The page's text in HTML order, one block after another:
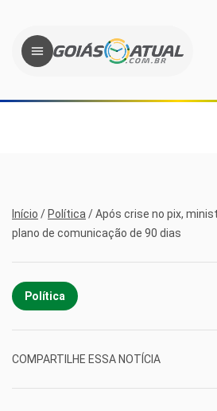
Início / Política /Após crise no pix,
plano de comunicação de 90 dias
Política
COMPARTILHE ESSA NOTÍCIA